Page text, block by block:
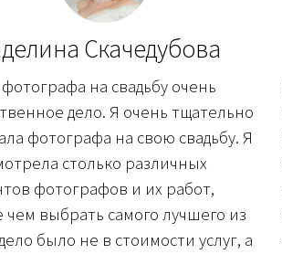
Скачедубова
на свадьбу очень
дело. Я очень тщательно
фотографа на свою свадьбу. Я
столько различных
фотографов и их работ,
чем выбрать самого лучшего из
было не в стоимости услуг, а